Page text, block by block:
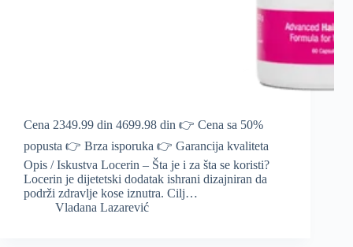
Cena 2349.99 din 4699.98 din 👉 Cena sa 50%
popusta 👉 Brza isporuka 👉 Garancija kvaliteta
Opis / Iskustva Locerin – Šta je i za šta se koristi?
Locerin je dijetetski dodatak ishrani dizajniran da
podrži zdravlje kose iznutra. Cilj…
Vladana Lazarević